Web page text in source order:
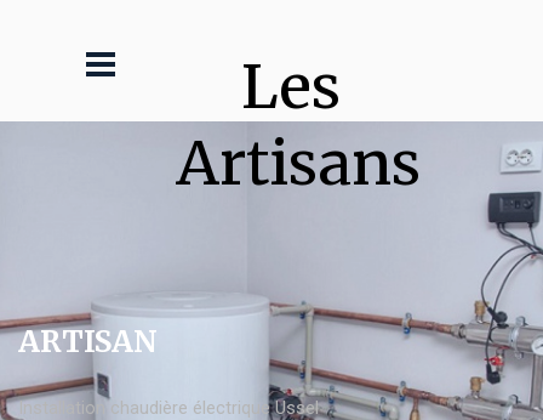
Les
Artisans
ARTISAN
Installation chaudière électrique Ussel